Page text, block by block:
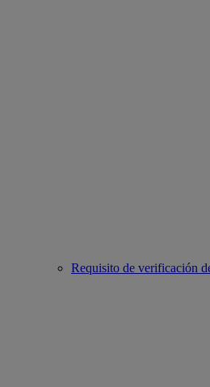
Requisito de verificación